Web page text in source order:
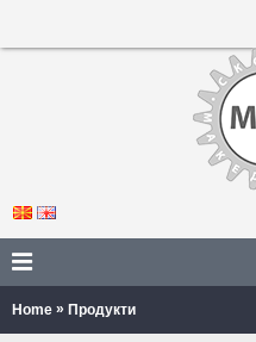
Home » Продукти